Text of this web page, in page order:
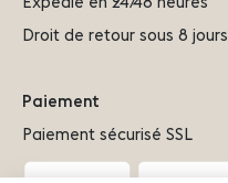
Droit de retour sous 8 jours
Paiement
Paiement sécurisé SSL